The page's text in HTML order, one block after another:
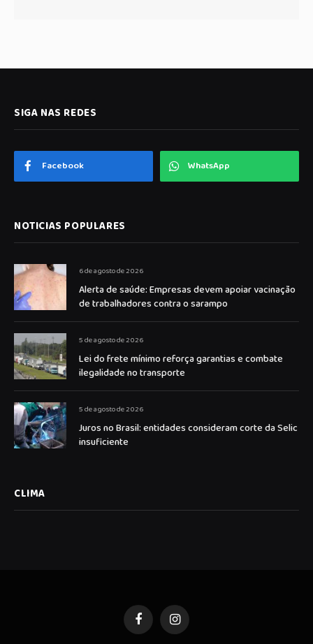
SIGA NAS REDES
Facebook WhatsApp
NOTICIAS POPULARES
6 de agosto de 2026
Alerta de saúde: Empresas devem apoiar vacinação
de trabalhadores contra o sarampo
5 de agosto de 2026
Lei do frete mínimo reforça garantias e combate
ilegalidade no transporte
5 de agosto de 2026
Juros no Brasil: entidades consideram corte da Selic
insuficiente
CLIMA
FacebookInstagram